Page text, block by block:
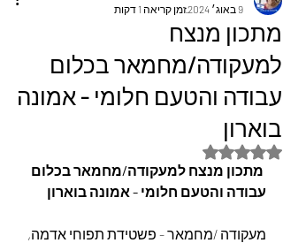
מתכון מנצח
למעקודה/מחמאר בכלום
עבודה והטעם חלומי - אמונה
בוארון
9 באוג׳ 2024
זמן קריאה 1 דקות
דירוג של NaN מתוך 5 כוכבים
מתכון מנצח למעקודה/מחמאר בכלום
עבודה והטעם חלומי - אמונה בוארון
מעקודה /מחמאר - פשטידת תפוחי אדמה,